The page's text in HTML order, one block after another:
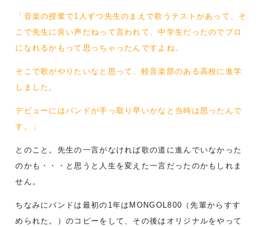
「音楽の授業で1人ずつ先生のまえで歌うテストがあって、そ
こで先生に良い声だねって言われて、中学生だったのでプロ
になれるかもって思っちゃったんですよね。
そこで歌がやりたいなと思って、軽音楽部のある高校に進学
しました。
デビューにはバンドが手っ取り早いかなと当時は思ったんで
す。」
とのこと。先生の一言がなければ歌の道に進んでいなかった
のかも・・・と思うと人生を変えた一言だったのかもしれま
せん。
ちなみにバンドは最初の1年はMONGOL800（先輩からすす
められた。）のコピーをして、その後はオリジナルをやって